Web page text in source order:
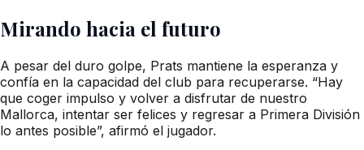
Mirando hacia el futuro
A pesar del duro golpe, Prats mantiene la esperanza y
confía en la capacidad del club para recuperarse. “Hay
que coger impulso y volver a disfrutar de nuestro
Mallorca, intentar ser felices y regresar a Primera División
lo antes posible”, afirmó el jugador.